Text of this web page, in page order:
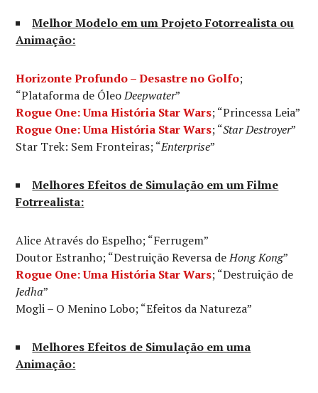
Melhor Modelo em um Projeto Fotorrealista ou
Animação:
Horizonte Profundo – Desastre no Golfo;
“Plataforma de ÓleoDeepwater”
Rogue One: Uma História Star Wars; “Princessa Leia”
Rogue One: Uma História Star Wars; “Star Destroyer”
Star Trek: Sem Fronteiras; “Enterprise”
Melhores Efeitos de Simulação em um Filme
Fotrrealista:
Alice Através do Espelho; “Ferrugem”
Doutor Estranho; “Destruição Reversa deHong Kong”
Rogue One: Uma História Star Wars; “Destruição de
Jedha”
Mogli – O Menino Lobo; “Efeitos da Natureza”
Melhores Efeitos de Simulação em uma
Animação: